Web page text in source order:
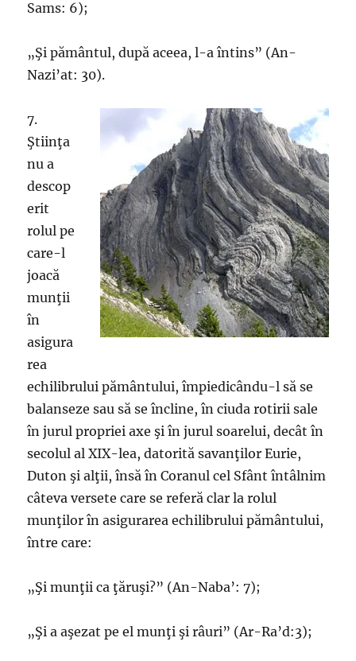
Sams: 6);
„Şi pământul, după aceea, l-a întins” (An-
Nazi’at: 30).
7.
Ştiinţa
nu a
descop
erit
rolul pe
care-l
joacă
munţii
în
asigura
rea
echilibrului pământului, împiedicându-l să se
balanseze sau să se încline, în ciuda rotirii sale
în jurul propriei axe şi în jurul soarelui, decât în
secolul al XIX-lea, datorită savanţilor Eurie,
Duton şi alţii, însă în Coranul cel Sfânt întâlnim
câteva versete care se referă clar la rolul
munţilor în asigurarea echilibrului pământului,
între care:
„Şi munţii ca ţăruşi?” (An-Naba’: 7);
„Şi a aşezat pe el munţi şi râuri” (Ar-Ra’d:3);